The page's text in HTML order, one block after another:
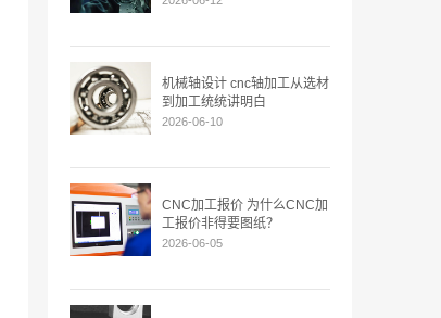
机械轴设计 cnc轴加工从选材
到加工统统讲明白
2026-06-10
CNC加工报价 为什么CNC加
工报价非得要图纸？
2026-06-05